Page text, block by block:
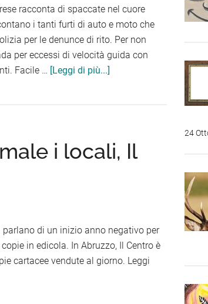
adempimenti
racconta di spaccate nel cuore
i tanti furti di auto e moto che
per le denunce di rito. Per non
per eccessi di velocità guida con
Facile … [Leggi di più...]
bisogno
del
locale
i locali, Il
di un inizio anno negativo per
in edicola. In Abruzzo, Il Centro è
cartacee vendute al giorno. Leggi
24